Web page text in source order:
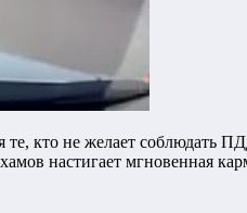
кто не желает соблюдать
настигает мгновенная